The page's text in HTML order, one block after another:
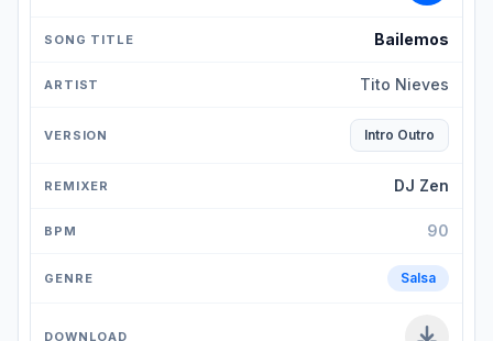
Bailemos
Tito Nieves
Intro Outro
DJ Zen
90
Salsa